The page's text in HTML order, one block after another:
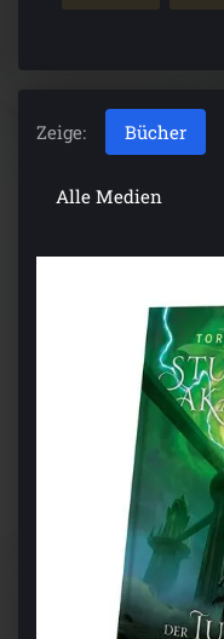
Zeige: Bücher
Alle Medien